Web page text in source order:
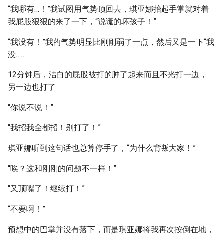
“我哪有…！”我试图用气势顶回去，琪亚娜抬起手掌就对着
我屁股狠狠的来了一下，“说谎的坏孩子！”
“我没有！”我的气势明显比刚刚弱了一点，然后又是一下“我
没……
12分钟后，洁白的屁股被打的肿了起来而且不光打一边，
另一边也打了
“你说不说！”
“我招我全都招！别打了！”
琪亚娜听到这句话也总算停手了，“为什么背叛大家！”
“唉？这和刚刚的问题不一样！”
“又顶嘴了！继续打！”
“不要啊！”
预想中的巴掌并没有落下，而是琪亚娜将我再次按倒在地，